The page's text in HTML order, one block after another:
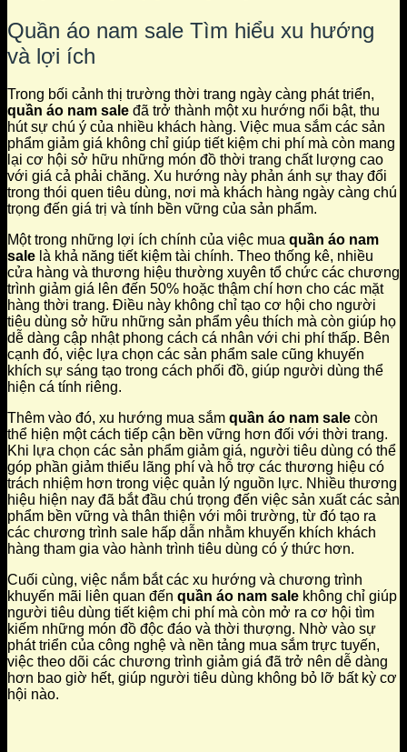
Quần áo nam sale Tìm hiểu xu hướng
và lợi ích
Trong bối cảnh thị trường thời trang ngày càng phát triển,
quần áo nam sale đã trở thành một xu hướng nổi bật, thu
hút sự chú ý của nhiều khách hàng. Việc mua sắm các sản
phẩm giảm giá không chỉ giúp tiết kiệm chi phí mà còn mang
lại cơ hội sở hữu những món đồ thời trang chất lượng cao
với giá cả phải chăng. Xu hướng này phản ánh sự thay đổi
trong thói quen tiêu dùng, nơi mà khách hàng ngày càng chú
trọng đến giá trị và tính bền vững của sản phẩm.
Một trong những lợi ích chính của việc mua quần áo nam
sale là khả năng tiết kiệm tài chính. Theo thống kê, nhiều
cửa hàng và thương hiệu thường xuyên tổ chức các chương
trình giảm giá lên đến 50% hoặc thậm chí hơn cho các mặt
hàng thời trang. Điều này không chỉ tạo cơ hội cho người
tiêu dùng sở hữu những sản phẩm yêu thích mà còn giúp họ
dễ dàng cập nhật phong cách cá nhân với chi phí thấp. Bên
cạnh đó, việc lựa chọn các sản phẩm sale cũng khuyến
khích sự sáng tạo trong cách phối đồ, giúp người dùng thể
hiện cá tính riêng.
Thêm vào đó, xu hướng mua sắm quần áo nam sale còn
thể hiện một cách tiếp cận bền vững hơn đối với thời trang.
Khi lựa chọn các sản phẩm giảm giá, người tiêu dùng có thể
góp phần giảm thiểu lãng phí và hỗ trợ các thương hiệu có
trách nhiệm hơn trong việc quản lý nguồn lực. Nhiều thương
hiệu hiện nay đã bắt đầu chú trọng đến việc sản xuất các sản
phẩm bền vững và thân thiện với môi trường, từ đó tạo ra
các chương trình sale hấp dẫn nhằm khuyến khích khách
hàng tham gia vào hành trình tiêu dùng có ý thức hơn.
Cuối cùng, việc nắm bắt các xu hướng và chương trình
khuyến mãi liên quan đến quần áo nam sale không chỉ giúp
người tiêu dùng tiết kiệm chi phí mà còn mở ra cơ hội tìm
kiếm những món đồ độc đáo và thời thượng. Nhờ vào sự
phát triển của công nghệ và nền tảng mua sắm trực tuyến,
việc theo dõi các chương trình giảm giá đã trở nên dễ dàng
hơn bao giờ hết, giúp người tiêu dùng không bỏ lỡ bất kỳ cơ
hội nào.